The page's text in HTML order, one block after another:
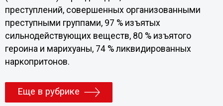
преступлений, совершенных организованными
преступными группами, 97 % изъятых
сильнодействующих веществ, 80 % изъятого
героина и марихуаны, 74 % ликвидированных
наркопритонов.
Еще в рубрике